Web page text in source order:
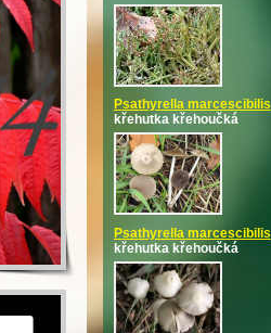
Psathyrella marcescibilis
křehutka křehoučká
Psathyrella marcescibilis
křehutka křehoučká